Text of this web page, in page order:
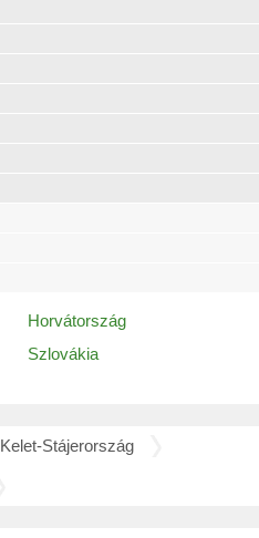
Horvátország
Szlovákia
Kelet-Stájerország